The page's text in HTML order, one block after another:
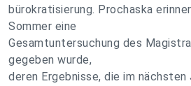
bürokratisierung. Prochaska
Sommer eine
Gesamtuntersuchung des
gegeben wurde,
deren Ergebnisse, die im